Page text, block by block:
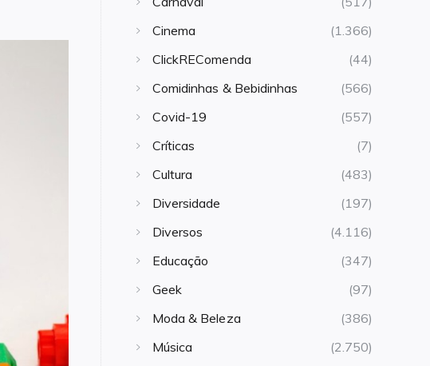
Cinema
(1.366)
ClickREComenda
(44)
Comidinhas & Bebidinhas
(566)
Covid-19
(557)
Críticas
(7)
Cultura
(483)
Diversidade
(197)
Diversos
(4.116)
Educação
(347)
Geek
(97)
Moda & Beleza
(386)
Música
(2.750)